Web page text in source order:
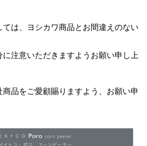
は、ヨシカワ商品とお間違えのない
に注意いただきますようお願い申し上
品をご愛顧賜りますよう、お願い申